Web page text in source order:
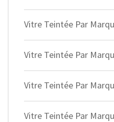
Vitre Teintée Par
Vitre Teintée Par
Vitre Teintée Par
Vitre Teintée Par